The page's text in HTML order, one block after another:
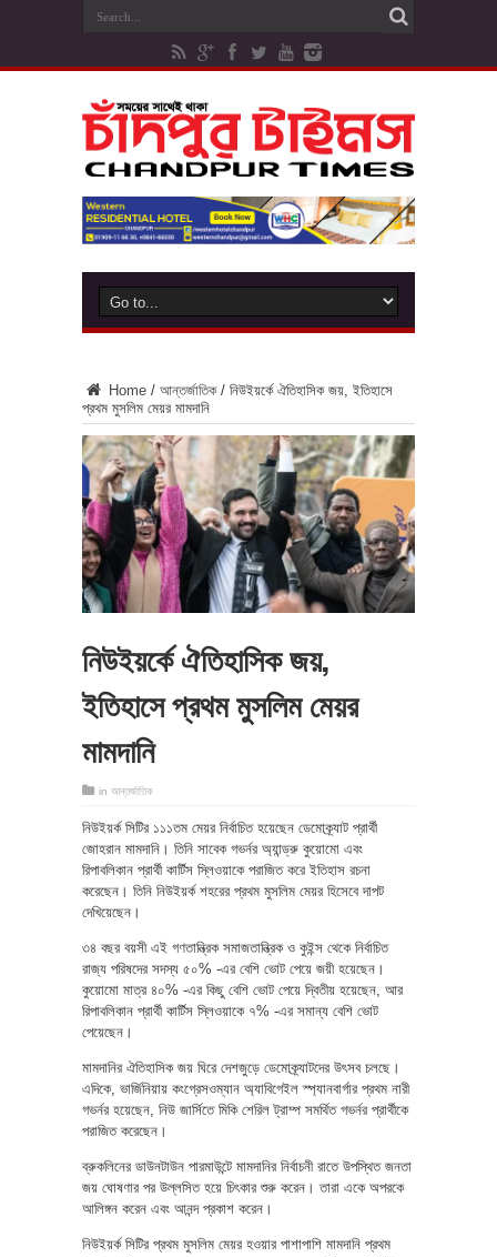
Home / আন্তর্জাতিক / নিউইয়র্কে ঐতিহাসিক জয়, ইতিহাসে
প্রথম মুসলিম মেয়র মামদানি
নিউইয়র্কে ঐতিহাসিক জয়,
ইতিহাসে প্রথম মুসলিম মেয়র
মামদানি
in আন্তর্জাতিক
নিউইয়র্ক সিটির ১১১তম মেয়র নির্বাচিত হয়েছেন ডেমোক্র্যাট প্রার্থী
জোহরান মামদানি। তিনি সাবেক গভর্নর অ্যান্ড্রু কুয়োমো এবং
রিপাবলিকান প্রার্থী কার্টিস স্লিওয়াকে পরাজিত করে ইতিহাস রচনা
করেছেন। তিনি নিউইয়র্ক শহরের প্রথম মুসলিম মেয়র হিসেবে দাপট
দেখিয়েছেন।
৩৪ বছর বয়সী এই গণতান্ত্রিক সমাজতান্ত্রিক ও কুইন্স থেকে নির্বাচিত
রাজ্য পরিষদের সদস্য ৫০% -এর বেশি ভোট পেয়ে জয়ী হয়েছেন।
কুয়োমো মাত্র ৪০% -এর কিছু বেশি ভোট পেয়ে দ্বিতীয় হয়েছেন, আর
রিপাবলিকান প্রার্থী কার্টিস স্লিওয়াকে ৭% -এর সমান্য বেশি ভোট
পেয়েছেন।
মামদানির ঐতিহাসিক জয় ঘিরে দেশজুড়ে ডেমোক্র্যাটদের উৎসব চলছে।
এদিকে, ভার্জিনিয়ায় কংগ্রেসওম্যান অ্যাবিগেইল স্প্যানবার্গার প্রথম নারী
গভর্নর হয়েছেন, নিউ জার্সিতে মিকি শেরিল ট্রাম্প সমর্থিত গভর্নর প্রার্থীকে
পরাজিত করেছেন।
ব্রুকলিনের ডাউনটাউন পারমাউন্টে মামদানির নির্বাচনী রাতে উপস্থিত জনতা
জয় ঘোষণার পর উল্লসিত হয়ে চিৎকার শুরু করেন। তারা একে অপরকে
আলিঙ্গন করেন এবং আনন্দ প্রকাশ করেন।
নিউইয়র্ক সিটির প্রথম মুসলিম মেয়র হওয়ার পাশাপাশি মামদানি প্রথম